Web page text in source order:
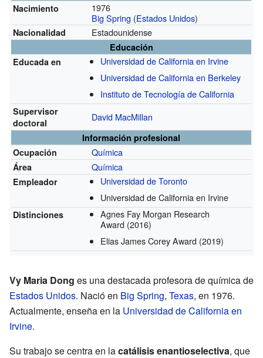
Nacimiento
1976
Big Spring (Estados Unidos)
Nacionalidad Estadounidense
Educación
Educada en
Universidad de California en Irvine
Universidad de California en Berkeley
Instituto de Tecnología de California
Supervisor
doctoral
David MacMillan
Información profesional
Ocupación
Química
Área Química
Empleador
Universidad de Toronto
Universidad de California en Irvine
Distinciones
Agnes Fay Morgan Research
Award (2016)
Elias James Corey Award (2019)
Vy Maria Dong es una destacada profesora de química de
Estados Unidos. Nació en Big Spring, Texas, en 1976.
Actualmente, enseña en la Universidad de California en
Irvine.
Su trabajo se centra en lacatálisis enantioselectiva, que